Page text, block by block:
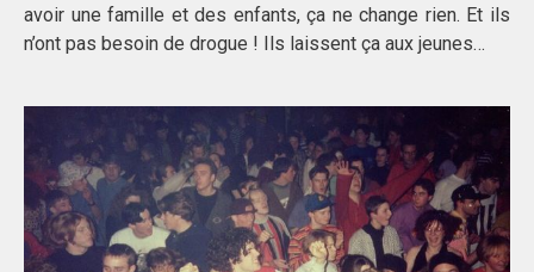
avoir une famille et des enfants, ça ne change rien. Et ils
n’ont pas besoin de drogue ! Ils laissent ça aux jeunes…